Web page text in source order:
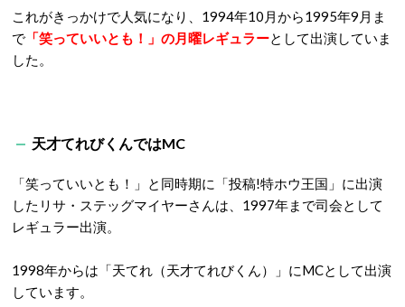
これがきっかけで人気になり、1994年10月から1995年9月ま
で 「笑っていいとも！」の月曜レギュラーとして出演していま
した。
天才てれびくんではMC
「笑っていいとも！」と同時期に「投稿!特ホウ王国」に出演
したリサ・ステッグマイヤーさんは、1997年まで司会として
レギュラー出演。
1998年からは「天てれ（天才てれびくん）」にMCとして出演
しています。